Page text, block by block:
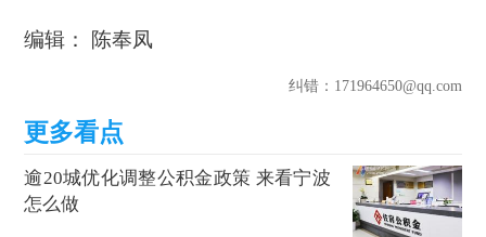
编辑： 陈奉凤
纠错：171964650@qq.com
逾20城优化调整公积金政策 来看宁波
怎么做